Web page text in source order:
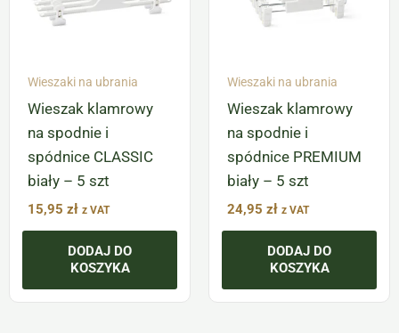
Wieszaki na ubrania
Wieszak klamrowy
na spodnie i
spódnice CLASSIC
biały – 5 szt
15,95 zł z VAT
DODAJ DO
KOSZYKA
Wieszaki na ubrania
Wieszak klamrowy
na spodnie i
spódnice PREMIUM
biały – 5 szt
24,95 zł z VAT
DODAJ DO
KOSZYKA